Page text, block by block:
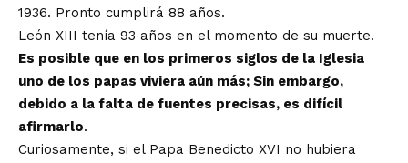
1936. Pronto cumplirá 88 años.
León XIII tenía 93 años en el momento de su muerte.
Es posible que en los primeros siglos de la Iglesia
uno de los papas viviera aún más; Sin embargo,
debido a la falta de fuentes precisas, es difícil
afirmarlo.
Curiosamente, si el Papa Benedicto XVI no hubiera